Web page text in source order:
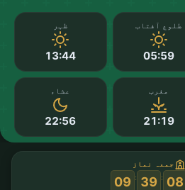
طلوع آفتاب
05:59
ظہر
13:44
مغرب
21:19
عشاء
22:56
جمعہ نماز
08
:
39
:
08